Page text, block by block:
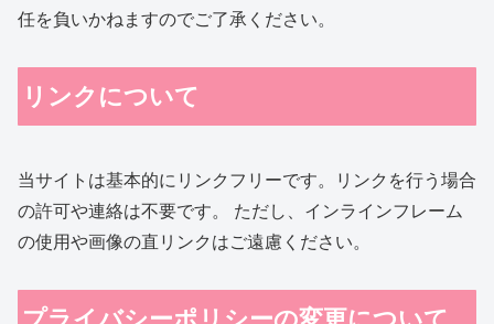
任を負いかねますのでご了承ください。
リンクについて
当サイトは基本的にリンクフリーです。リンクを行う場合
の許可や連絡は不要です。 ただし、インラインフレーム
の使用や画像の直リンクはご遠慮ください。